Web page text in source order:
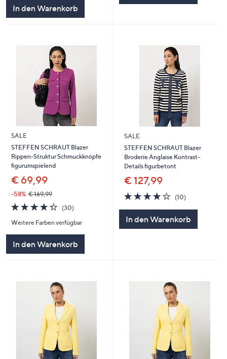
In den Warenkorb
SALE
STEFFEN SCHRAUT Blazer
Rippen-Struktur Schmuckknöpfe
figurumspielend
€ 69,99
-58% € 169,99
4.3
von
5
(30)30
Weitere Farben verfügbar
In den Warenkorb
SALE
STEFFEN SCHRAUT Blazer
Broderie Anglaise Kontrast-
Details figurbetont
€ 127,99
4.2
von
(10)10
In den Warenkorb